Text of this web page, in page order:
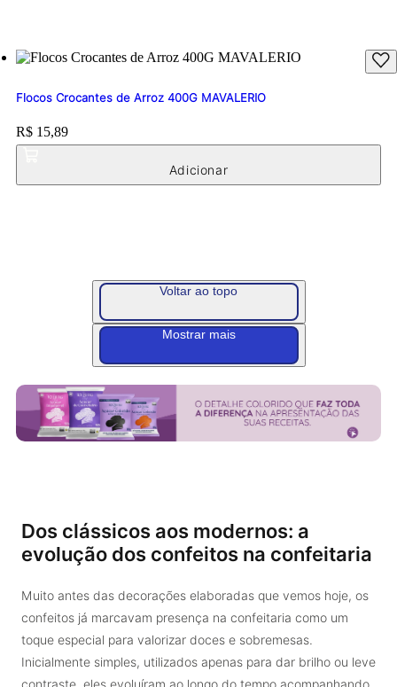
Flocos Crocantes de Arroz 400G MAVALERIO
Price:
R$ 15,89
Voltar ao topo
Mostrar mais
Dos clássicos aos modernos: a
evolução dos confeitos na confeitaria
Muito antes das decorações elaboradas que vemos hoje, os
confeitos já marcavam presença na confeitaria como um
toque especial para valorizar doces e sobremesas.
Inicialmente simples, utilizados apenas para dar brilho ou leve